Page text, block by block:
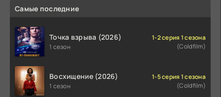
Самые последние
Точка взрыва (2026)
1 сезон
1-2 серия 1 сезона
(Coldfilm)
Восхищение (2026)
1 сезон
1-5 серия 1 сезона
(Coldfilm)